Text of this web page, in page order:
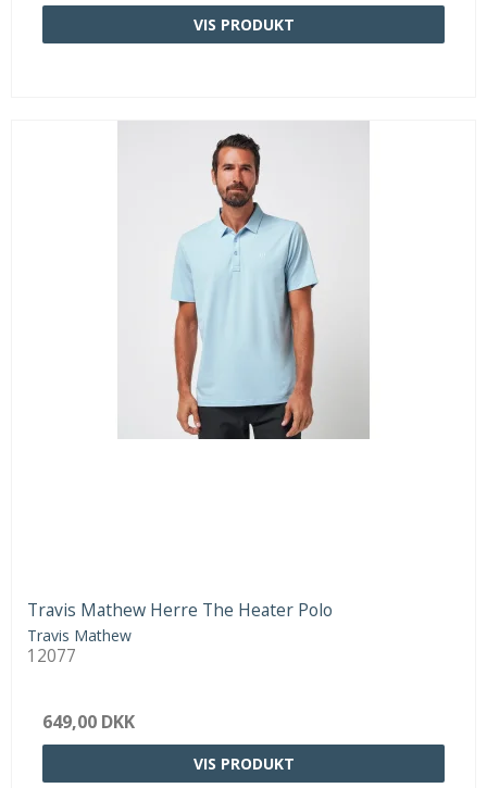
VIS PRODUKT
Travis Mathew Herre The Heater Polo
Travis Mathew
12077
649,00 DKK
VIS PRODUKT